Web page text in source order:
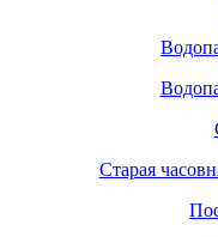
Старая